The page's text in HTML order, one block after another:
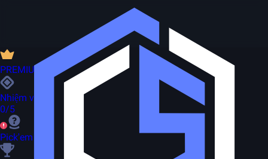
PREMIUM
Nhiệm vụ
0/5
Pick'em